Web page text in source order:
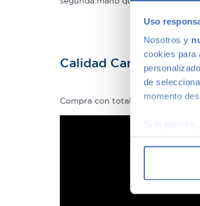
Uso
Nosotros y
cookies para
de
momento
Si lo
Obtenga
Calidad Canalcar
Compra con total tranquilidad,